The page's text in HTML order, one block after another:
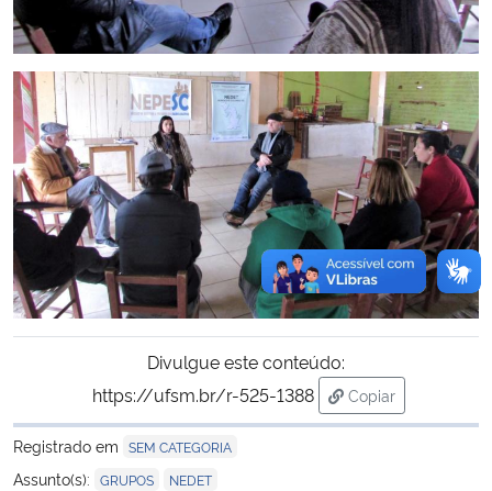
Divulgue este conteúdo:
https://ufsm.br/r-525-1388
Copiar
para área de
Registrado em SEM CATEGORIA
Assunto(s): GRUPOS NEDET